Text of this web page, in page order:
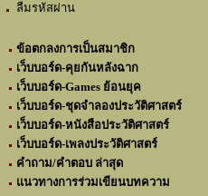
ลืมรหัสผ่าน
ข้อตกลงการเป็นสมาชิก
เว็บบอร์ด-คุยกันหลังฉาก
เว็บบอร์ด-Games ย้อนยุค
เว็บบอร์ด-ชุดจำลองประวัติศาสตร์
เว็บบอร์ด-หนังสือประวัติศาสตร์
เว็บบอร์ด-เพลงประวัติศาสตร์
คำถาม/คำตอบ ล่าสุด
แนวทางการร่วมเขียนบทความ